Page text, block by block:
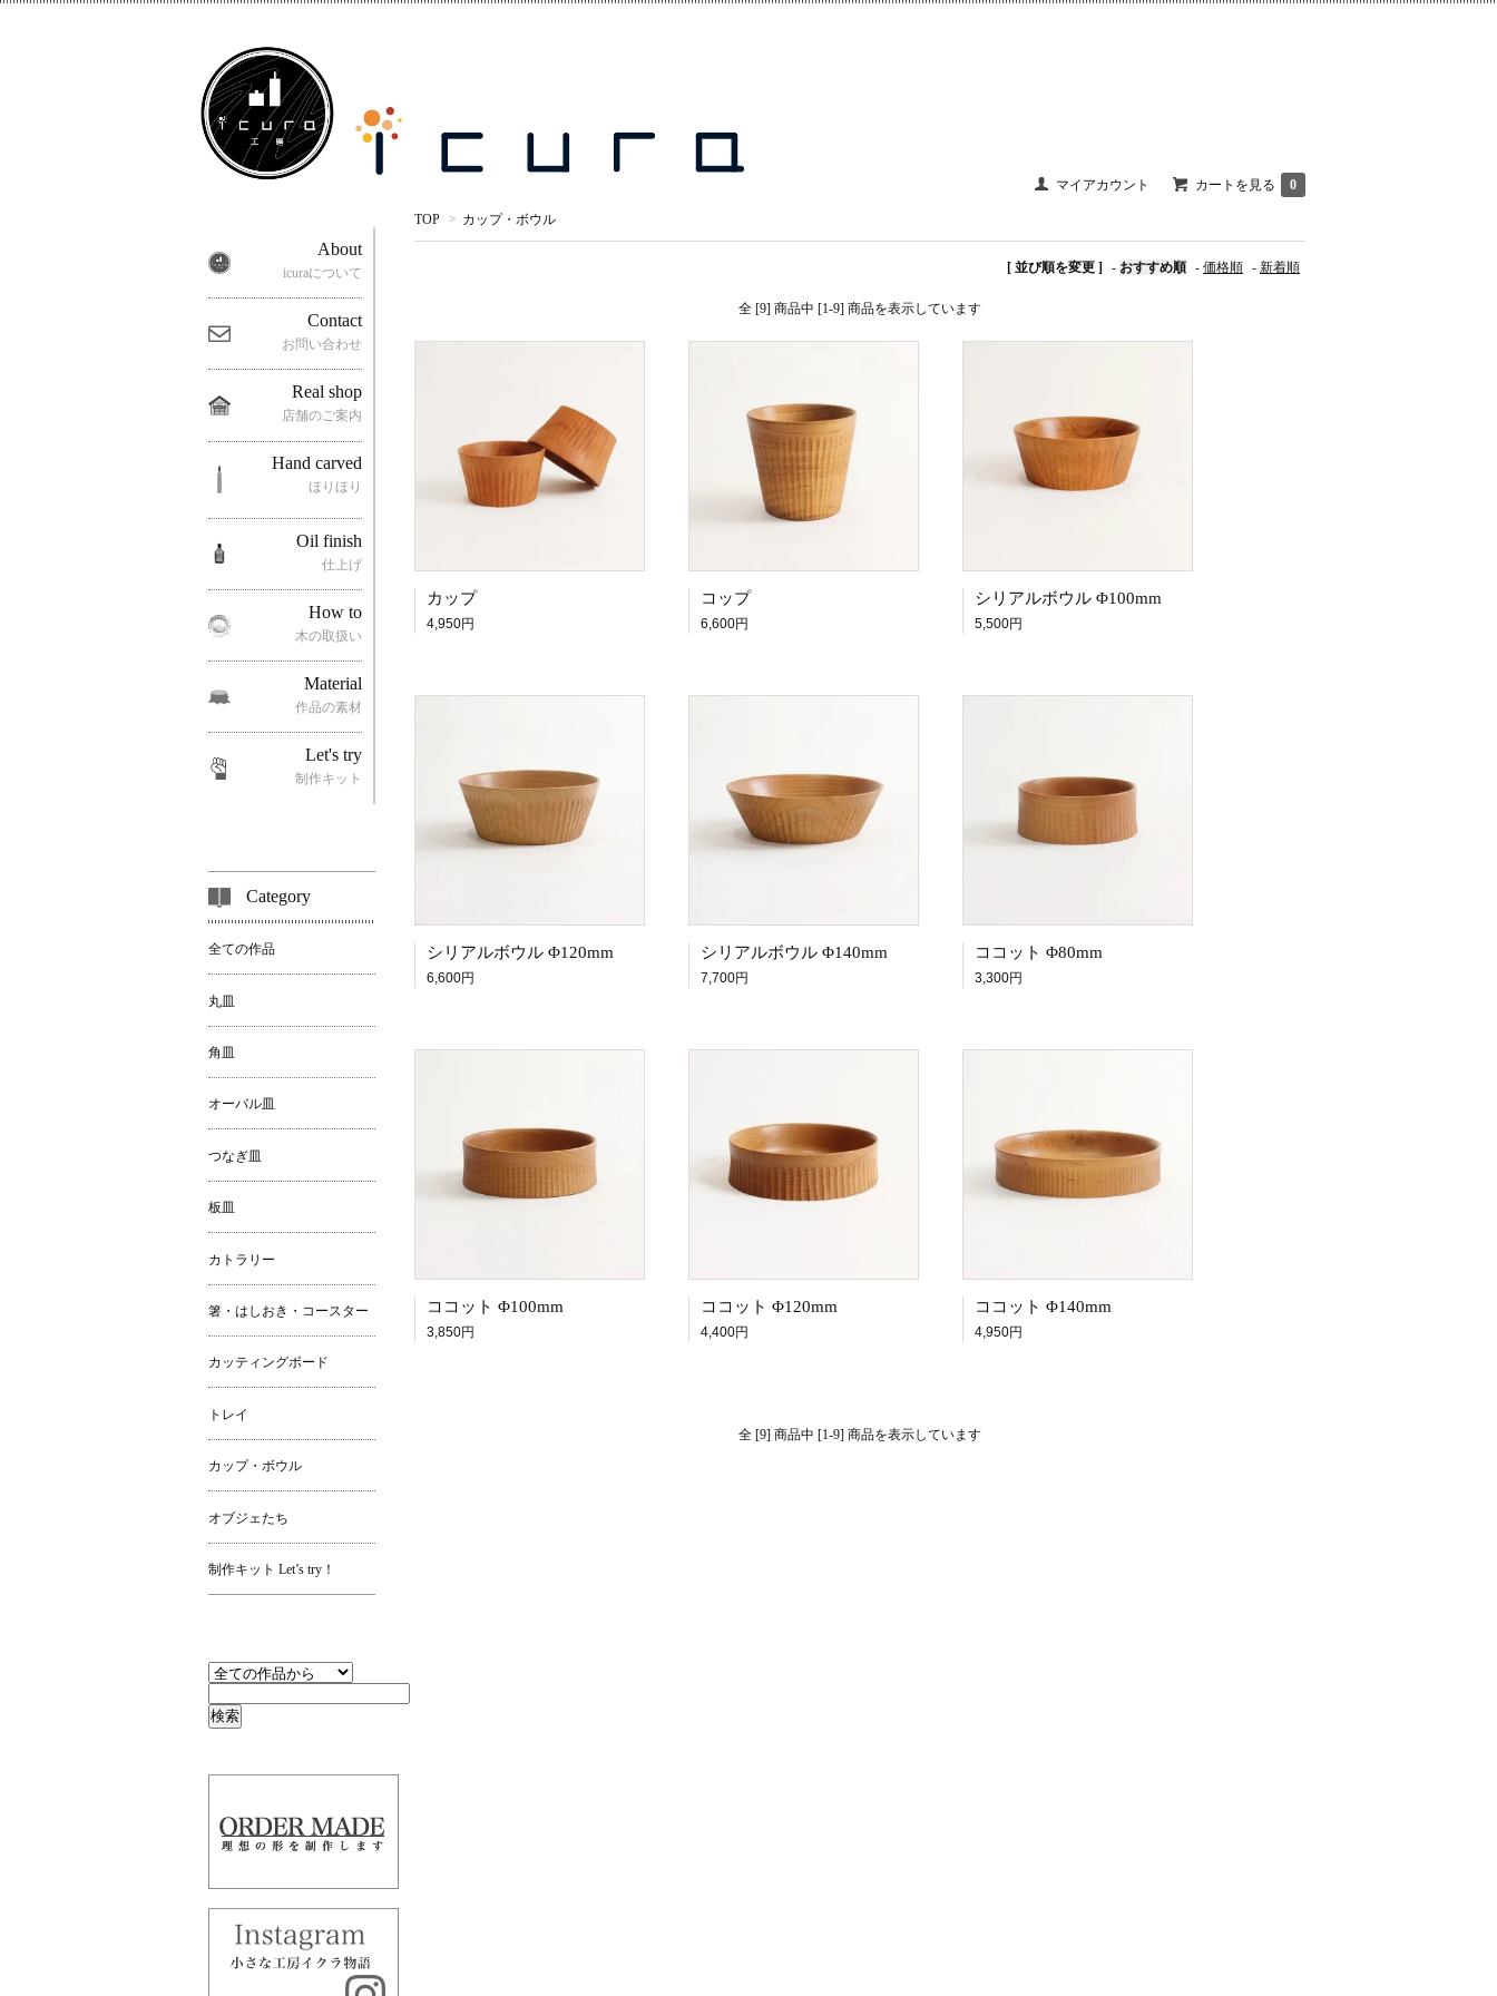
マイアカウント カートを見る 0
TOP > カップ・ボウル
[ 並び順を変更 ] - おすすめ順 - 価格順 - 新着順
全 [9] 商品中 [1-9] 商品を表示しています
カップ
4,950円
コップ
6,600円
シリアルボウル Φ100mm
5,500円
シリアルボウル Φ120mm
6,600円
シリアルボウル Φ140mm
7,700円
ココット Φ80mm
3,300円
ココット Φ100mm
3,850円
ココット Φ120mm
4,400円
ココット Φ140mm
4,950円
全 [9] 商品中 [1-9] 商品を表示しています
About
icuraについて
Contact
お問い合わせ
Real shop
店舗のご案内
Hand carved
ほりほり
Oil finish
仕上げ
How to
木の取扱い
Material
作品の素材
Let's try
制作キット
Category
全ての作品
丸皿
角皿
オーバル皿
つなぎ皿
板皿
カトラリー
箸・はしおき・コースター
カッティングボード
トレイ
カップ・ボウル
オブジェたち
制作キット Let’s try！